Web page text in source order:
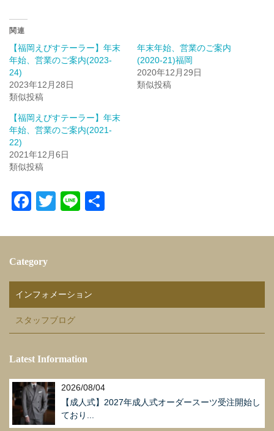
関連
【福岡えびすテーラー】年末
年始、営業のご案内(2023-
24)
2023年12月28日
類似投稿
年末年始、営業のご案内
(2020-21)福岡
2020年12月29日
類似投稿
【福岡えびすテーラー】年末
年始、営業のご案内(2021-
22)
2021年12月6日
類似投稿
F
c
e
b
o
o
k
T
tt
Li
e
Category
インフォメーション
スタッフブログ
Latest Information
2026/08/04
【成人式】2027年成人式オーダースーツ受注開始し
ており...